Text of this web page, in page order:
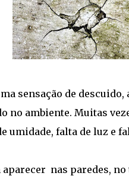
sensação de descuido,
no ambiente. Muitas
umidade, falta de luz e
aparecer nas paredes, no